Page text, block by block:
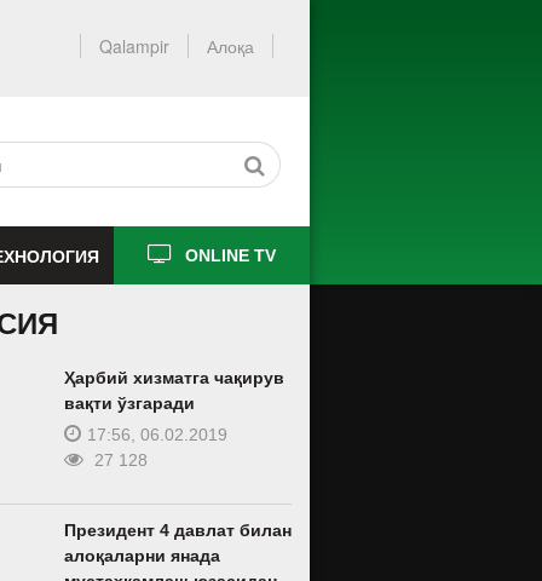
Алоқа
Qalampir
ONLINE TV
Ҳарбий хизматга чақирув
вақти ўзгаради
17:56, 06.02.2019
27 128
Президент 4 давлат билан
алоқаларни янада